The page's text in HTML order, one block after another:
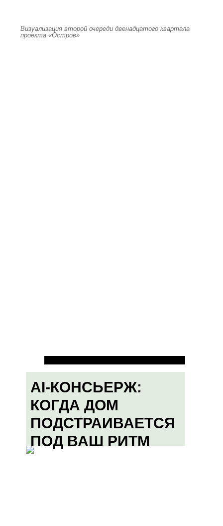
Визуализация второй очереди двенадцатого квартала
проекта «Остров»
AI-КОНСЬЕРЖ:
КОГДА ДОМ
ПОДСТРАИВАЕТСЯ
ПОД ВАШ РИТМ